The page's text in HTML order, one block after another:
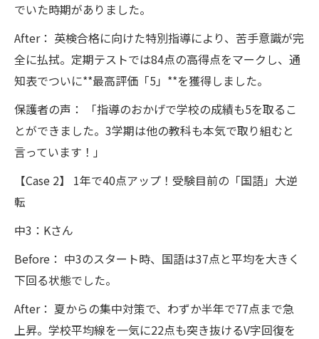
でいた時期がありました。
After： 英検合格に向けた特別指導により、苦手意識が完
全に払拭。定期テストでは84点の高得点をマークし、通
知表でついに**最高評価「5」**を獲得しました。
保護者の声： 「指導のおかげで学校の成績も5を取るこ
とができました。3学期は他の教科も本気で取り組むと
言っています！」
【Case 2】 1年で40点アップ！受験目前の「国語」大逆
転
中3：Kさん
Before： 中3のスタート時、国語は37点と平均を大きく
下回る状態でした。
After： 夏からの集中対策で、わずか半年で77点まで急
上昇。学校平均線を一気に22点も突き抜けるV字回復を